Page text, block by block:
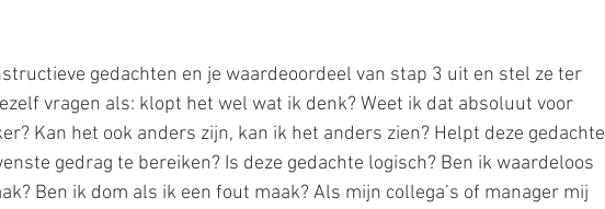
gedachten en je waardeoordeel van stap 3 uit en stel ze ter
vragen als: klopt het wel wat ik denk? Weet ik dat absoluut voor
Kan het ook anders zijn, kan ik het anders zien? Helpt deze gedachte
gedrag te bereiken? Is deze gedachte logisch? Ben ik waardeloos
Ben ik dom als ik een fout maak? Als mijn collega’s of manager mij